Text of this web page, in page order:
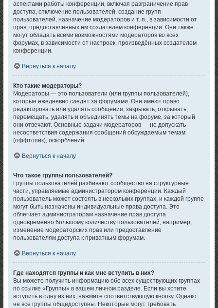
аспектами работы конференции, включая разграничение прав
доступа, отключение пользователей, создание групп
пользователей, назначение модераторов и т. п., в зависимости от
прав, предоставленных им создателем конференции. Они также
могут обладать всеми возможностями модераторов во всех
форумах, в зависимости от настроек, произведённых создателем
конференции.
Вернуться к началу
Кто такие модераторы?
Модераторы — это пользователи (или группы пользователей),
которые ежедневно следят за форумами. Они имеют право
редактировать или удалять сообщения, закрывать, открывать,
перемещать, удалять и объединять темы на форуме, за который
они отвечают. Основные задачи модераторов — не допускать
несоответствия содержания сообщений обсуждаемым темам
(оффтопик), оскорблений.
Вернуться к началу
Что такое группы пользователей?
Группы пользователей разбивают сообщество на структурные
части, управляемые администратором конференции. Каждый
пользователь может состоять в нескольких группах, и каждой группе
могут быть назначены индивидуальные права доступа. Это
облегчает администраторам назначение прав доступа
одновременно большому количеству пользователей, например,
изменение модераторских прав или предоставление
пользователям доступа к приватным форумам.
Вернуться к началу
Где находятся группы и как мне вступить в них?
Вы можете получить информацию обо всех существующих группах
по ссылке «Группы» в вашем личном разделе. Если вы хотите
вступить в одну из них, нажмите соответствующую кнопку. Однако
не все группы общедоступны. Некоторые могут требовать